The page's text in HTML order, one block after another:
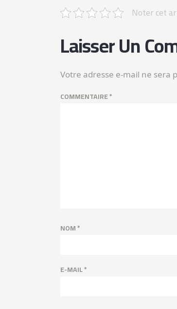
Noter cet
Laisser Un
Votre adresse e-mail ne sera
COMMENTAIRE*
NOM*
E-MAIL*